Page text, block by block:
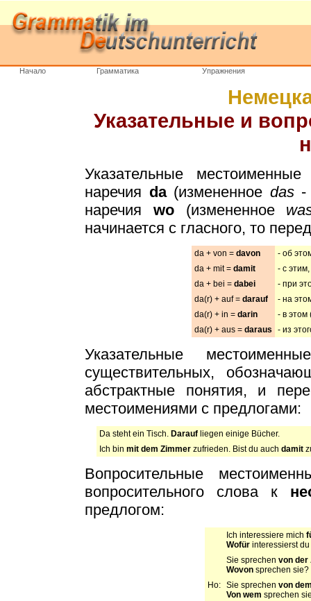
Начало Грамматика Упражнения
Указательные и
Указательные
наречия da(измененное das-
наречия wo(измененное
начинается с гласного, то
da + von = davon
- об
da + mit = damit
- с
da + bei = dabei
- при
da(r) + auf = darauf
- на
da(r) + in = darin
- в этом
da(r) + aus = daraus - из
Указательные
существительных,
абстрактные понятия, и
местоимениями с предлогами:
Da steht ein Tisch. Daraufliegen einige Bücher.
Ich bin mit dem Zimmerzufrieden. Bist du auch damit
Вопросительные
вопросительного слова к
предлогом:
Ich interessiere mich
Wofür interessierst
Sie sprechen von der
Wovon sprechen sie?
Но: Sie sprechen von
Von wem sprechen